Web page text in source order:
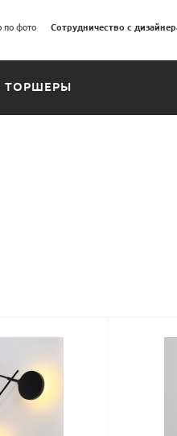
по фото Сотрудничество с
ТОРШЕРЫ